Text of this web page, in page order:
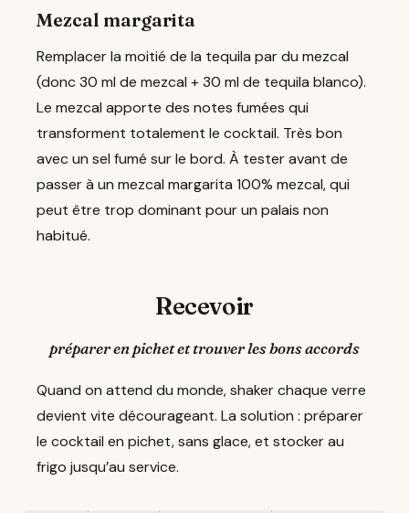
Mezcal margarita
Remplacer la moitié de la tequila par du mezcal
(donc 30 ml de mezcal + 30 ml de tequila blanco).
Le mezcal apporte des notes fumées qui
transforment totalement le cocktail. Très bon
avec un sel fumé sur le bord. À tester avant de
passer à un mezcal margarita 100% mezcal, qui
peut être trop dominant pour un palais non
habitué.
Recevoir
préparer en pichet et trouver les bons accords
Quand on attend du monde, shaker chaque verre
devient vite décourageant. La solution : préparer
le cocktail en pichet, sans glace, et stocker au
frigo jusqu’au service.